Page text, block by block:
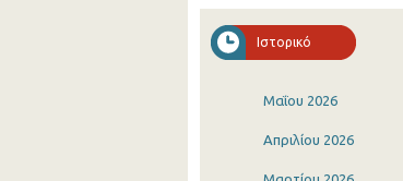
Ιστορικό
Μαΐου 2026
Απριλίου 2026